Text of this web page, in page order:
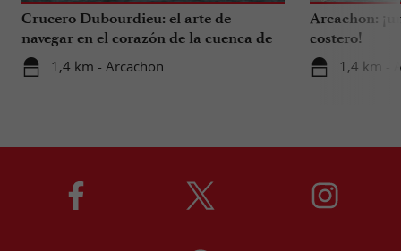
Crucero Dubourdieu: el arte de
navegar en el corazón de la cuenca de
Arcachon.
1,4 km - Arcachon
Arcachon:
costero!
1,4 km -